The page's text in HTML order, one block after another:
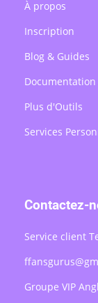
À propos
Inscription
Blog & Guides
Documentation
Plus d'Outils
Services
Contactez-
Service client
Groupe VIP